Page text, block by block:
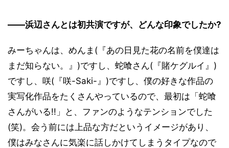
――浜辺さんとは初共演ですが、どんな印象でしたか?
みーちゃんは、めんま(『あの日見た花の名前を僕達は
まだ知らない。』)ですし、蛇喰さん(『賭ケグルイ』)
ですし、咲(『咲-Saki-』)ですし、僕の好きな作品の
実写化作品をたくさんやっているので、最初は「蛇喰
さんがいる!!」と、ファンのようなテンションでした
(笑)。会う前には上品な方だというイメージがあり、
僕はみなさんに気楽に話しかけてしまうタイプなので